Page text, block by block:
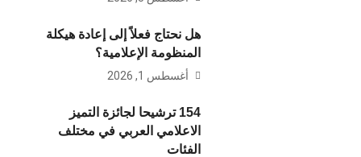
هل نحتاج فعلاً إلى إعادة هيكلة
المنظومة الإعلامية؟
أغسطس 1, 2026
154 ترشيحا لجائزة التميز
الاعلامي العربي في مختلف
الفئات